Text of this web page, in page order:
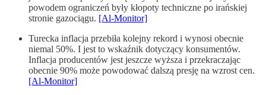
powodem ograniczeń były kłopoty techniczne po irańskiej
stronie gazociągu. [Al-Monitor]
Turecka inflacja przebiła kolejny rekord i wynosi obecnie
niemal 50%. I jest to wskaźnik dotyczący konsumentów.
Inflacja producentów jest jeszcze wyższa i przekraczając
obecnie 90% może powodować dalszą presję na wzrost cen.
[Al-Monitor]